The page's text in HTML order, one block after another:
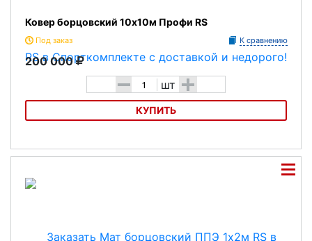
Ковер борцовский 10х10м Профи RS
Под заказ К сравнению
200 000
- шт +
КУПИТЬ
Ковер борцовский 10х10м Профи RS